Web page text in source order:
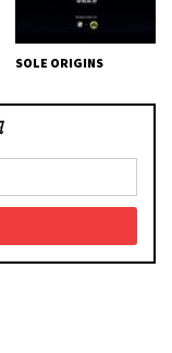
SOLE ORIGINS